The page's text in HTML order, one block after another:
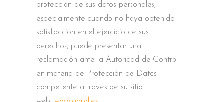
protección de sus datos personales,
especialmente cuando no haya obtenido
satisfacción en el ejercicio de sus
derechos, puede presentar una
reclamación ante la Autoridad de Control
en materia de Protección de Datos
competente a través de su sitio